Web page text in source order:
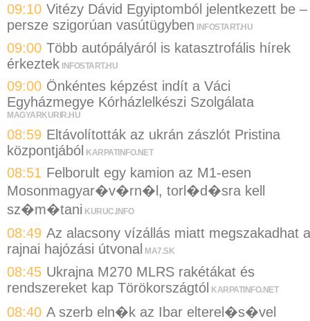
09:10 Vitézy Dávid Egyiptomból jelentkezett be –
persze szigorúan vasútügyben
INFOSTART.HU
09:00 Több autópályáról is katasztrofális hírek
érkeztek INFOSTART.HU
09:00 Önkéntes képzést indít a Váci
Egyházmegye Kórházlelkészi Szolgálata
MAGYARKURIR.HU
08:59 Eltávolították az ukrán zászlót Pristina
központjából KARPATINFO.NET
08:51 Felborult egy kamion az M1-esen
Mosonmagyar�v�rn�l, torl�d�sra kell
sz�m�tani KURUC.INFO
08:49 Az alacsony vízállás miatt megszakadhat a
rajnai hajózási útvonal
MA7.SK
08:45 Ukrajna M270 MLRS rakétákat és
rendszereket kap Törökországtól KARPATINFO.NET
08:40 A szerb eln�k az Ibar elterel�s�vel